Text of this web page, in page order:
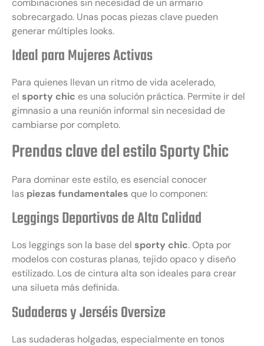
combinaciones sin necesidad de un armario
sobrecargado. Unas pocas piezas clave pueden
generar múltiples looks.
Ideal para Mujeres Activas
Para quienes llevan un ritmo de vida acelerado,
el sporty chic es una solución práctica. Permite ir del
gimnasio a una reunión informal sin necesidad de
cambiarse por completo.
Prendas clave del estilo Sporty Chic
Para dominar este estilo, es esencial conocer
las piezas fundamentales que lo componen:
Leggings Deportivos de Alta Calidad
Los leggings son la base del sporty chic. Opta por
modelos con costuras planas, tejido opaco y diseño
estilizado. Los de cintura alta son ideales para crear
una silueta más definida.
Sudaderas y Jerséis Oversize
Las sudaderas holgadas, especialmente en tonos